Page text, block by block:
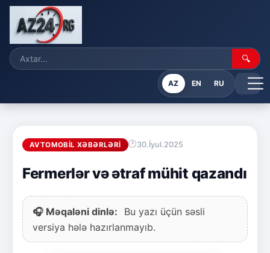
🔍
AZ EN RU
AVTOMOBIL XƏBƏRLƏRI 30.İyul.2025
Fermerlər və ətraf mühit qazandı
🎧 Məqaləni dinlə:
Bu yazı üçün səsli
versiya hələ hazırlanmayıb.